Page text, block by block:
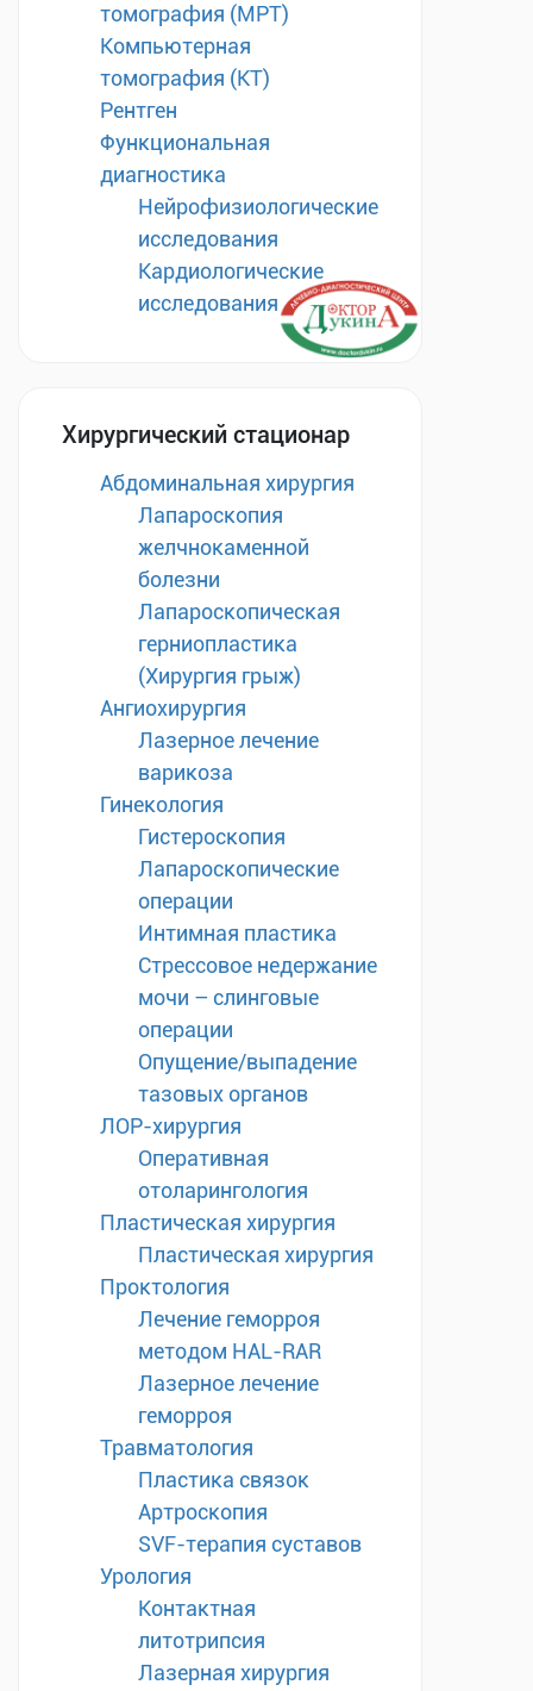
томография (МРТ)
Компьютерная
томография (КТ)
Рентген
Функциональная
диагностика
Нейрофизиологические
исследования
Кардиологические
исследования
Хирургический стационар
Абдоминальная хирургия
Лапароскопия
желчнокаменной
болезни
Лапароскопическая
герниопластика
(Хирургия грыж)
Ангиохирургия
Лазерное лечение
варикоза
Гинекология
Гистероскопия
Лапароскопические
операции
Интимная пластика
Стрессовое недержание
мочи – слинговые
операции
Опущение/выпадение
тазовых органов
ЛОР-хирургия
Оперативная
отоларингология
Пластическая хирургия
Пластическая хирургия
Проктология
Лечение геморроя
методом HAL-RAR
Лазерное лечение
геморроя
Травматология
Пластика связок
Артроскопия
SVF-терапия суставов
Урология
Контактная
литотрипсия
Лазерная хирургия